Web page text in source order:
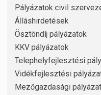
Pályázatok civil
Álláshirdetések
Ösztöndíj pályázatok
KKV pályázatok
Telephelyfejlesztési
Vidékfejlesztési
Mezőgazdasági